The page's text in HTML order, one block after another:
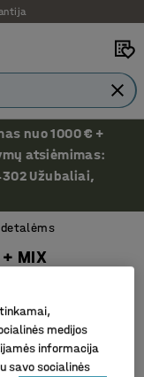
nuo 1000 € +
atsiėmimas:
Užubaliai,
MIX
medijos
informacija
savo socialinės